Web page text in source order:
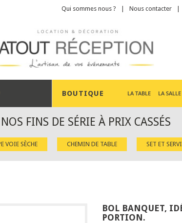
Qui sommes nous ? Nous contacter
BOUTIQUE LA TABLE LA SALLE
FINS DE SÉRIE À PRIX CASSÉS
VOIE SÈCHE CHEMIN DE TABLE SET ET
BOL BANQUET,
PORTION.